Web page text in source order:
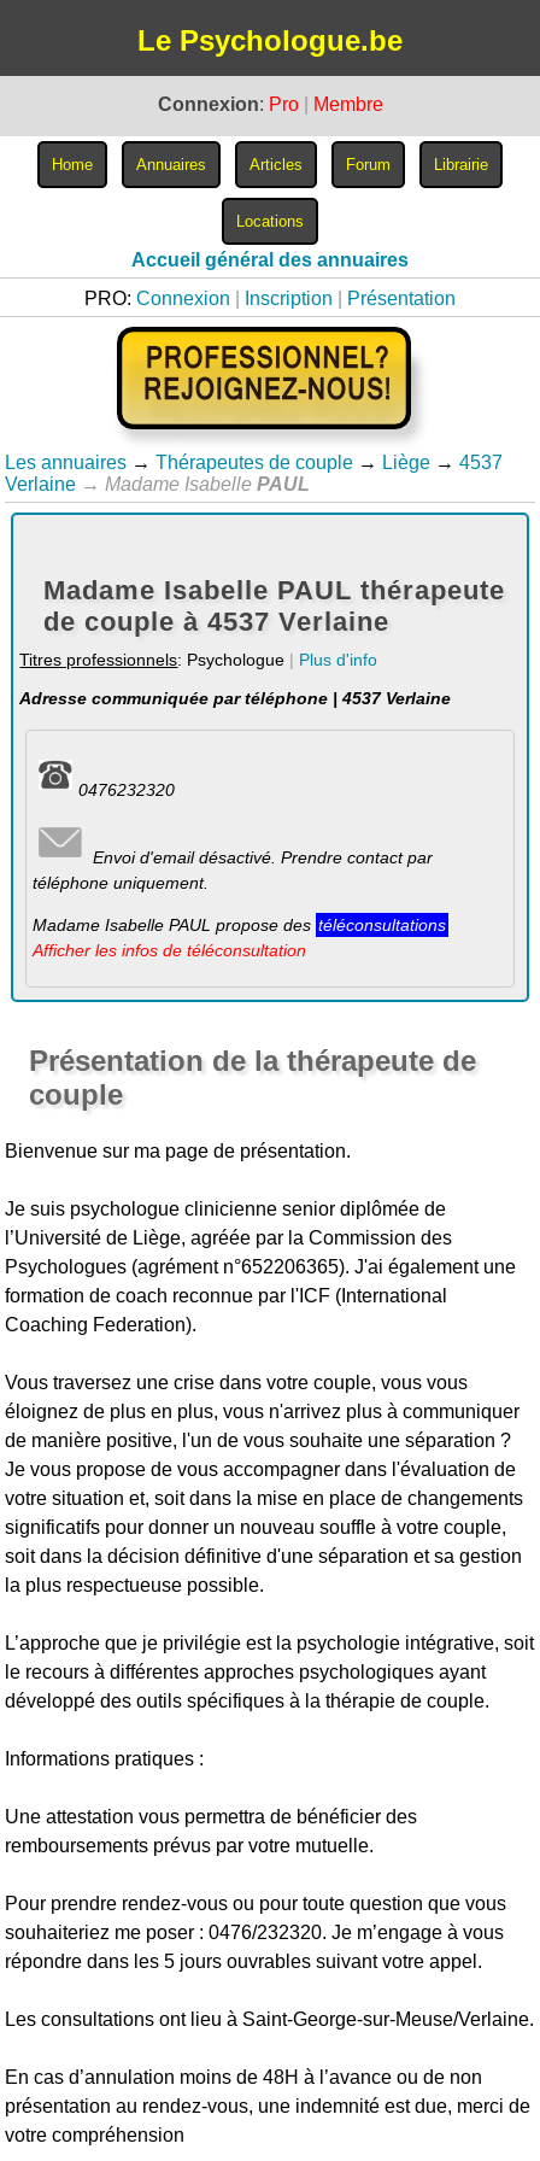
Le Psychologue.be
Connexion: Pro Membre
Accueil général des annuaires
PRO: Connexion Inscription Présentation
Les annuaires → Thérapeutes de couple → Liège → 4537
Verlaine → Madame IsabellePAUL
Madame Isabelle PAUL thérapeute
de couple à 4537 Verlaine
Titres professionnels: Psychologue | Plus d'info
Adresse communiquée par téléphone | 4537 Verlaine
0476232320
Envoi d'email désactivé. Prendre contact par
téléphone uniquement.
Madame Isabelle PAUL propose des téléconsultations
Afficher les infos de téléconsultation
Présentation de la thérapeute de
couple
Bienvenue sur ma page de présentation.
Je suis psychologue clinicienne senior diplômée de
l’Université de Liège, agréée par la Commission des
Psychologues (agrément n°652206365). J'ai également une
formation de coach reconnue par l'ICF (International
Coaching Federation).
Vous traversez une crise dans votre couple, vous vous
éloignez de plus en plus, vous n'arrivez plus à communiquer
de manière positive, l'un de vous souhaite une séparation ?
Je vous propose de vous accompagner dans l'évaluation de
votre situation et, soit dans la mise en place de changements
significatifs pour donner un nouveau souffle à votre couple,
soit dans la décision définitive d'une séparation et sa gestion
la plus respectueuse possible.
L’approche que je privilégie est la psychologie intégrative, soit
le recours à différentes approches psychologiques ayant
développé des outils spécifiques à la thérapie de couple.
Informations pratiques :
Une attestation vous permettra de bénéficier des
remboursements prévus par votre mutuelle.
Pour prendre rendez-vous ou pour toute question que vous
souhaiteriez me poser : 0476/232320. Je m’engage à vous
répondre dans les 5 jours ouvrables suivant votre appel.
Les consultations ont lieu à Saint-George-sur-Meuse/Verlaine.
En cas d’annulation moins de 48H à l’avance ou de non
présentation au rendez-vous, une indemnité est due, merci de
votre compréhension